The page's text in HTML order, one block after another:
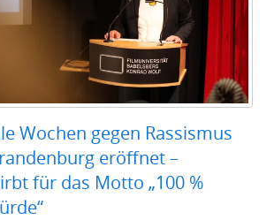
Wochen gegen Rassismus
eröffnet –
für das Motto „100 %